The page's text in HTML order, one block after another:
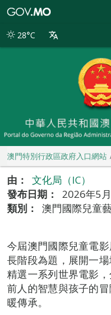
別
28°C
澳門特別行政區政府入口網站
由：
文化局（IC）
發布日期：
2026年5
類別：
澳門國際兒童
今屆澳門國際兒童電
長階段為題，展開一
精選一系列世界電影
前人的智慧與孩子的
暖傳承。